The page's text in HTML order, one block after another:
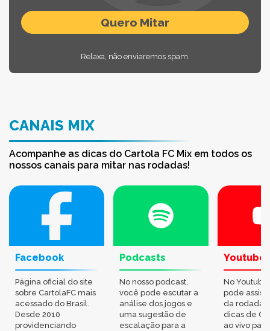
Relaxa, não enviaremos spam.
CANAIS MIX
Acompanhe as dicas do Cartola FC Mix em todos os
nossos canais para mitar nas rodadas!
Facebook
Página oficial do site
sobre CartolaFC mais
acessado do Brasil.
Desde 2010
providenciando
Podcasts
No nosso podcast,
você pode escutar a
análise dos jogos e
uma sugestão de
escalação para a
Youtube
No
pode
da rodada,
dicas de
ao vivo